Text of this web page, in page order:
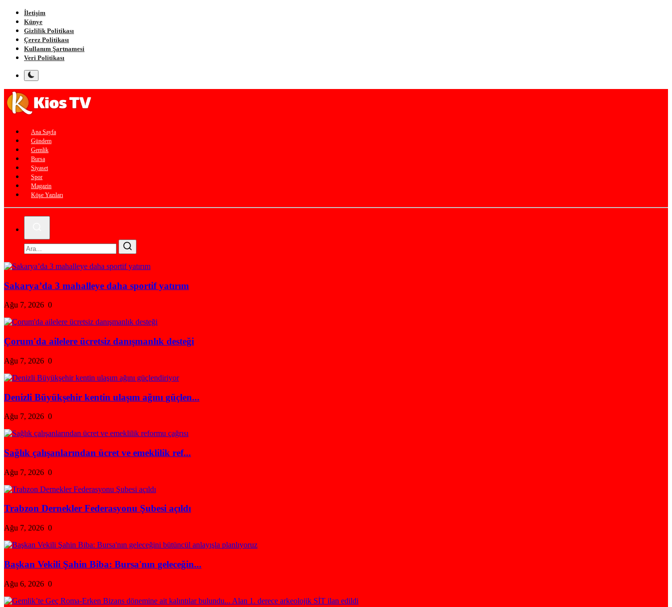
İletişim
Künye
Gizlilik Politikası
Çerez Politikası
Kullanım Şartnamesi
Veri Politikası
Ana Sayfa
Gündem
Gemlik
Bursa
Siyaset
Spor
Magazin
Köşe Yazıları
Sakarya’da 3 mahalleye daha sportif yatırım
Ağu 7, 2026 0
Çorum'da ailelere ücretsiz danışmanlık desteği
Ağu 7, 2026 0
Denizli Büyükşehir kentin ulaşım ağını güçlen...
Ağu 7, 2026 0
Sağlık çalışanlarından ücret ve emeklilik ref...
Ağu 7, 2026 0
Trabzon Dernekler Federasyonu Şubesi açıldı
Ağu 7, 2026 0
Başkan Vekili Şahin Biba: Bursa'nın geleceğin...
Ağu 6, 2026 0